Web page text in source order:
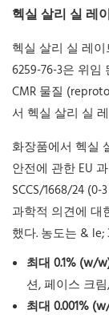
헥실 살리 실 레
헥실 살리 실 레
6259-76-3은 위임
CMR 물질
서 헥실 살리 실
화장품에서 헥실
안전에 관한 EU
SCCS/1668/24
과학적 의견에 대
했다. 농도는 &
최대 0.1% (w/
션, 페이스 크
최대 0.001%